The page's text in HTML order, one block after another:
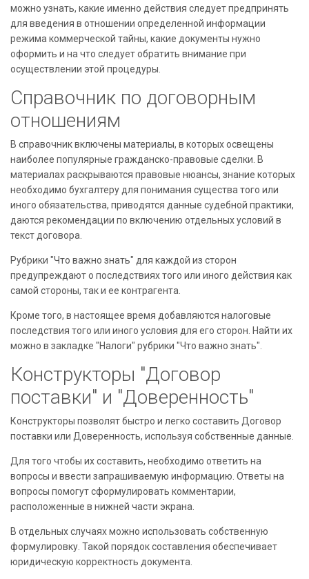
можно узнать, какие именно действия следует предпринять
для введения в отношении определенной информации
режима коммерческой тайны, какие документы нужно
оформить и на что следует обратить внимание при
осуществлении этой процедуры.
Справочник по договорным
отношениям
В справочник включены материалы, в которых освещены
наиболее популярные гражданско-правовые сделки. В
материалах раскрываются правовые нюансы, знание которых
необходимо бухгалтеру для понимания существа того или
иного обязательства, приводятся данные судебной практики,
даются рекомендации по включению отдельных условий в
текст договора.
Рубрики "Что важно знать" для каждой из сторон
предупреждают о последствиях того или иного действия как
самой стороны, так и ее контрагента.
Кроме того, в настоящее время добавляются налоговые
последствия того или иного условия для его сторон. Найти их
можно в закладке "Налоги" рубрики "Что важно знать".
Конструкторы "Договор
поставки" и "Доверенность"
Конструкторы позволят быстро и легко составить Договор
поставки или Доверенность, используя собственные данные.
Для того чтобы их составить, необходимо ответить на
вопросы и ввести запрашиваемую информацию. Ответы на
вопросы помогут сформулировать комментарии,
расположенные в нижней части экрана.
В отдельных случаях можно использовать собственную
формулировку. Такой порядок составления обеспечивает
юридическую корректность документа.